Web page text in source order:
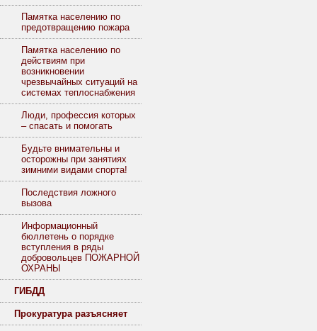
Памятка населению по
предотвращению пожара
Памятка населению по
действиям при
возникновении
чрезвычайных ситуаций на
системах теплоснабжения
Люди, профессия которых
– спасать и помогать
Будьте внимательны и
осторожны при занятиях
зимними видами спорта!
Последствия ложного
вызова
Информационный
бюллетень о порядке
вступления в ряды
добровольцев ПОЖАРНОЙ
ОХРАНЫ
ГИБДД
Прокуратура разъясняет